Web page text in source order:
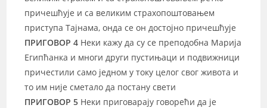
причешћује и са великим страхопоштовањем
приступа Тајнама, онда се он достојно причешћује
ПРИГОВОР 4 Неки кажу да су се преподобна Марија
Египћанка и многи други пустињаци и подвижници
причестили само једном у току целог свог живота и
то им није сметало да постану свети
ПРИГОВОР 5 Неки приговарају говорећи да је